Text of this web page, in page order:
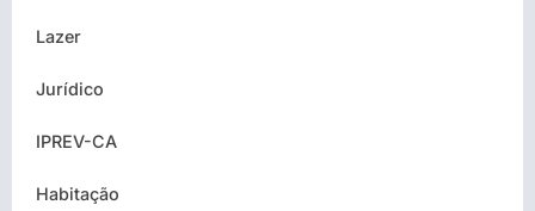
Lazer
Jurídico
IPREV-CA
Habitação